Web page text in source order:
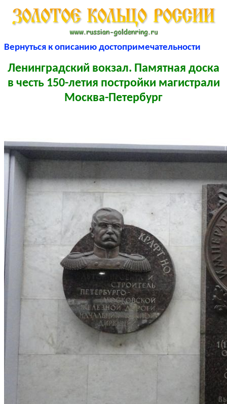
Вернуться к описанию достопримечательности
Ленинградский вокзал. Памятная доска
в честь 150-летия постройки магистрали
Москва-Петербург